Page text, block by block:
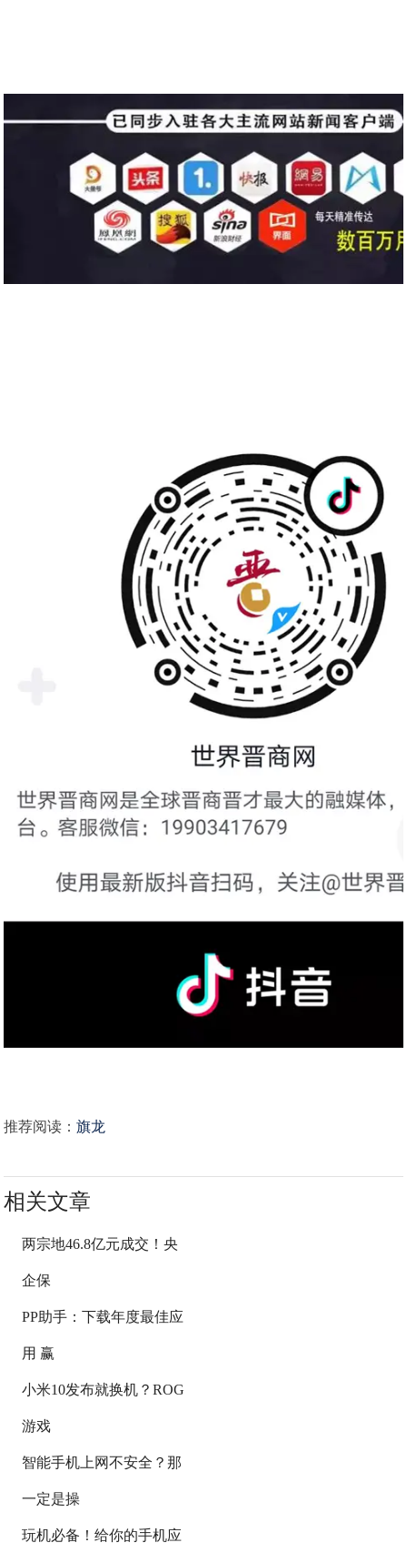
推荐阅读：旗龙
相关文章
两宗地46.8亿元成交！央
企保
PP助手：下载年度最佳应
用 赢
小米10发布就换机？ROG
游戏
智能手机上网不安全？那
一定是操
玩机必备！给你的手机应